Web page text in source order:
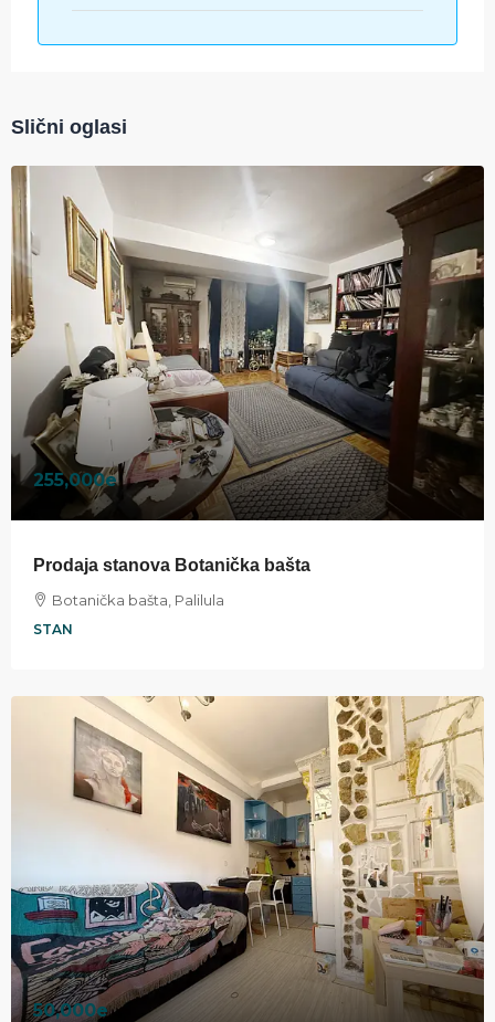
Slični oglasi
255,000e
Prodaja stanova Botanička bašta
Botanička bašta, Palilula
STAN
50,000e